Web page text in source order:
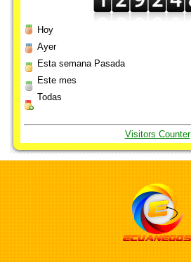
Hoy
Ayer
Esta semana Pasada
Este mes
Todas
Visitors Counter